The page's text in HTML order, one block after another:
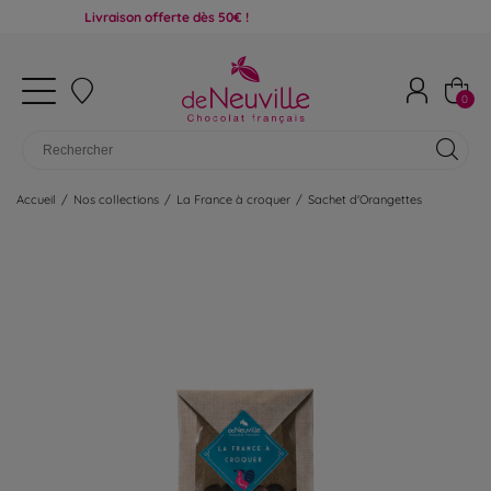
Livraison offerte dès 50€ !
0
Accueil / Nos collections / La France à croquer / Sachet d'Orangettes